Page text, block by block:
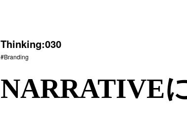
Thinking:030
#Branding
NARRATIVE